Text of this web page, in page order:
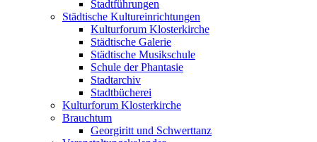
Stadtführungen
Städtische Kultureinrichtungen
Kulturforum Klosterkirche
Städtische Galerie
Städtische Musikschule
Schule der Phantasie
Stadtarchiv
Stadtbücherei
Kulturforum Klosterkirche
Brauchtum
Georgiritt und Schwerttanz